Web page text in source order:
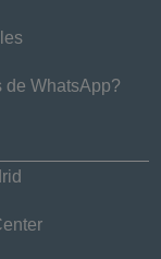
de WhatsApp?